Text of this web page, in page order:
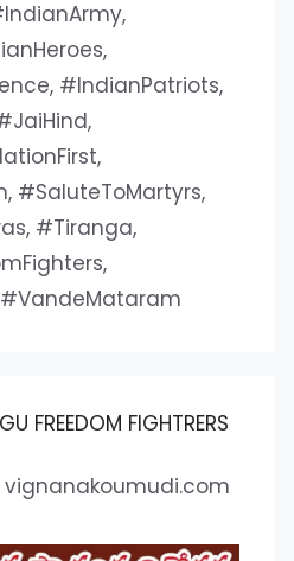
,
,
, #IndianPatriots,
,
,
, #SaluteToMartyrs,
, #Tiranga,
,
#VandeMataram
FREEDOM FIGHTRERS
vignanakoumudi.com